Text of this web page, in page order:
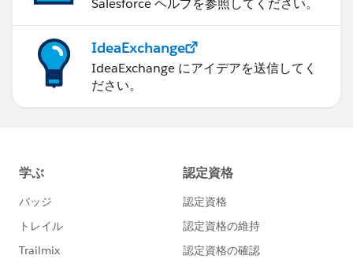
IdeaExchange
IdeaExchange にアイデアを送信してく
ださい。